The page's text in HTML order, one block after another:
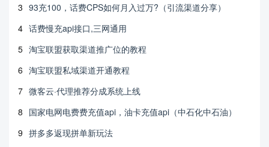
3 93充100，话费CPS如何月入过万?（引流渠道分享）
4 话费慢充api接口,三网通用
5 淘宝联盟获取渠道推广位的教程
6 淘宝联盟私域渠道开通教程
7 微客云·代理推荐分成系统上线
8 国家电网电费费充值api，油卡充值api（中石化中石油）
9 拼多多返现拼单新玩法